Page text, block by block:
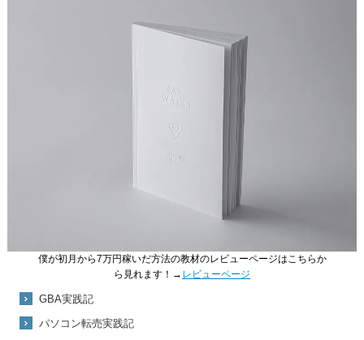
僕が初月から7万円稼いだ方法の教材のレビューページはこちらか
ら見れます！→ レビューページ
GBA実践記
パソコン転売実践記